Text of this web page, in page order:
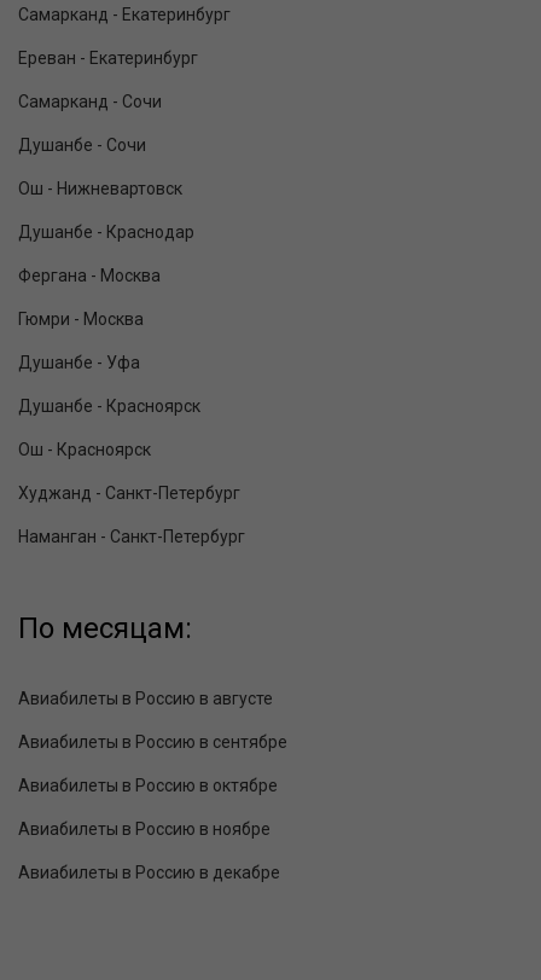
Самарканд - Екатеринбург
Ереван - Екатеринбург
Самарканд - Сочи
Душанбе - Сочи
Ош - Нижневартовск
Душанбе - Краснодар
Фергана - Москва
Гюмри - Москва
Душанбе - Уфа
Душанбе - Красноярск
Ош - Красноярск
Худжанд - Санкт-Петербург
Наманган - Санкт-Петербург
По месяцам:
Авиабилеты в Россию в августе
Авиабилеты в Россию в сентябре
Авиабилеты в Россию в октябре
Авиабилеты в Россию в ноябре
Авиабилеты в Россию в декабре